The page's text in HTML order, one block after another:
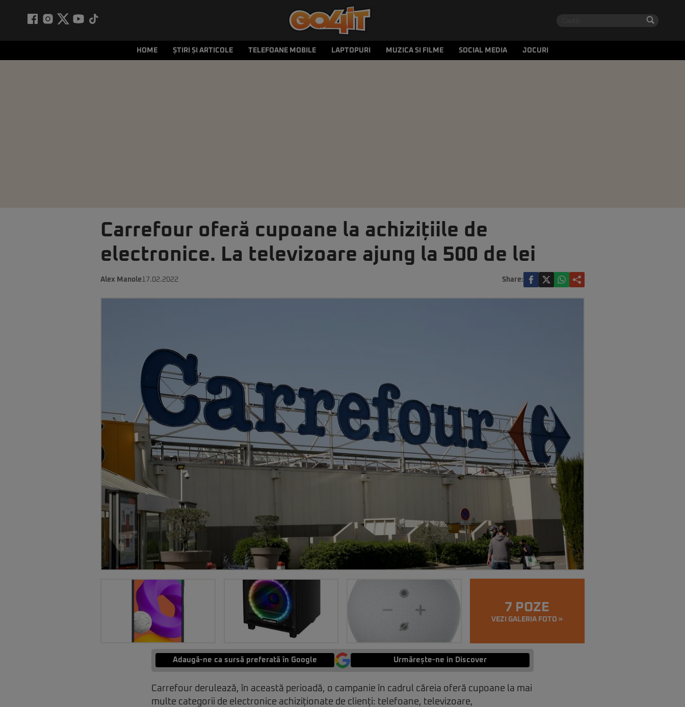
HOME ȘTIRI ȘI ARTICOLE TELEFOANE MOBILE LAPTOPURI MUZICA SI FILME SOCIAL MEDIA JOCURI
Carrefour oferă cupoane la achizițiile de
electronice. La televizoare ajung la 500 de lei
Alex Manole17.02.2022 Share:
7 POZE
VEZI GALERIA FOTO »
Adaugă-ne ca sursă preferată în Google Urmărește-ne in Discover
Carrefour derulează, în această perioadă, o campanie în cadrul căreia oferă cupoane la mai
multe categorii de electronice achiziționate de clienți: telefoane, televizoare,